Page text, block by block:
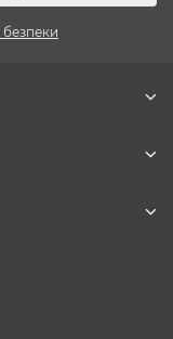
безпеки